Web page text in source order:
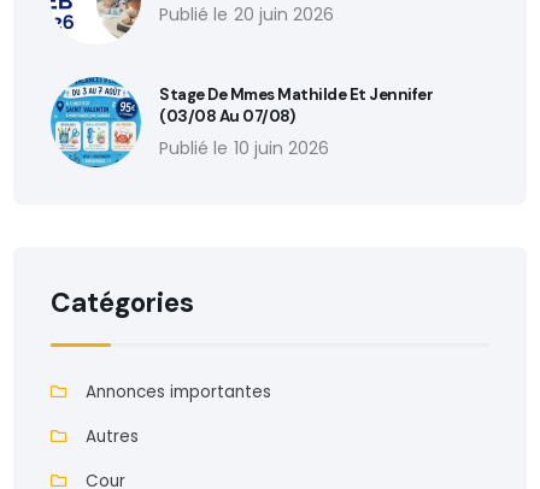
20 juin 2026
Stage De Mmes Mathilde Et Jennifer
(03/08 Au 07/08)
10 juin 2026
Catégories
Annonces importantes
Autres
Cour